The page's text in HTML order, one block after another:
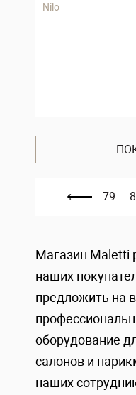
Nilo
79
Магазин Maletti
наших
предложить на
оборудование
салонов и
наших